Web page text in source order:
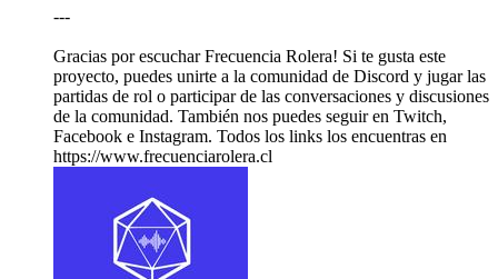
---
Gracias por escuchar Frecuencia Rolera! Si te gusta este
proyecto, puedes unirte a la comunidad de Discord y jugar las
partidas de rol o participar de las conversaciones y discusiones
de la comunidad. También nos puedes seguir en Twitch,
Facebook e Instagram. Todos los links los encuentras en
https://www.frecuenciarolera.cl